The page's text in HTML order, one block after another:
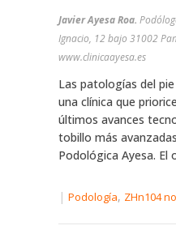
Javier Ayesa Roa.
Ignacio, 12 bajo 31002
www.clinicaayesa.es
Las patologías del
una clínica que
últimos avances
tobillo más
Podológica Ayesa. El
| Podología, ZHn104